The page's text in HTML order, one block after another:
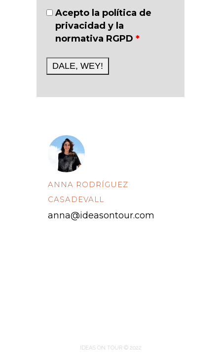
Acepto la política de
privacidad y la
normativa RGPD*
ANNA RODRÍGUEZ
CASADEVALL
anna@ideasontour.com
IDEAS ON TOUR © 2022